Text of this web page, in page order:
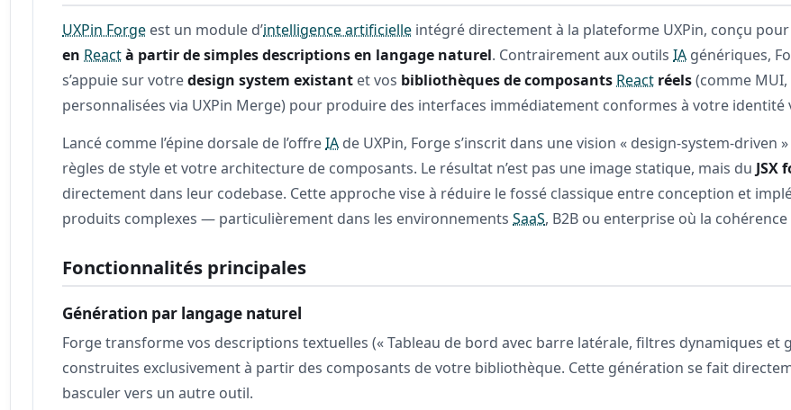
UXPin Forge est un module d’intelligence artificielle intégré directement à la plateforme UXPin, conçu
en Reactà partir de simples descriptions en langage naturel. Contrairement aux outilsIA génériques,
s’appuie sur votredesign system existant et vos bibliothèques de composants React réels(comme
personnalisées via UXPin Merge) pour produire des interfaces immédiatement conformes à votre
Lancé comme l’épine dorsale de l’offreIA de UXPin, Forge s’inscrit dans une vision « design-system-
règles de style et votre architecture de composants. Le résultat n’est pas une image statique, mais du JSX
directement dans leur codebase. Cette approche vise à réduire le fossé classique entre conception et
produits complexes — particulièrement dans les environnementsSaaS, B2B ou enterprise où la
Fonctionnalités principales
Génération par langage naturel
Forge transforme vos descriptions textuelles (« Tableau de bord avec barre latérale, filtres dynamiques
construites exclusivement à partir des composants de votre bibliothèque. Cette génération se fait
basculer vers un autre outil.